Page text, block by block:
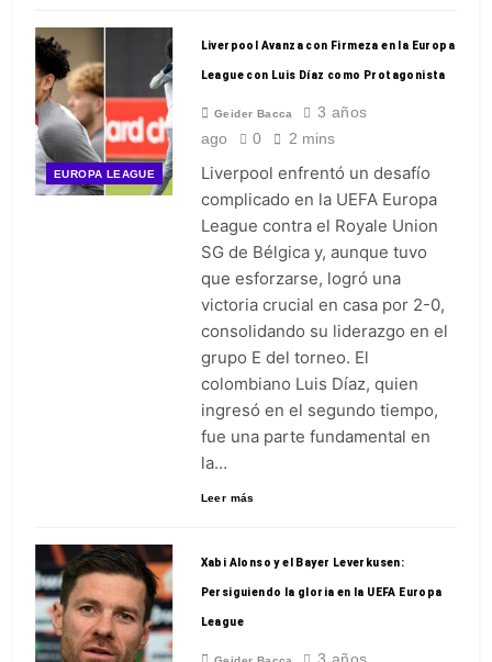
EUROPA LEAGUE
Liverpool Avanza con Firmeza en la Europa
League con Luis Díaz como Protagonista
Geider Bacca
3 años
ago
0 2 mins
Liverpool enfrentó un desafío
complicado en la UEFA Europa
League contra el Royale Union
SG de Bélgica y, aunque tuvo
que esforzarse, logró una
victoria crucial en casa por 2-0,
consolidando su liderazgo en el
grupo E del torneo. El
colombiano Luis Díaz, quien
ingresó en el segundo tiempo,
fue una parte fundamental en
la…
Leer más
Xabi Alonso y el Bayer Leverkusen:
Persiguiendo la gloria en la UEFA Europa
League
3 años